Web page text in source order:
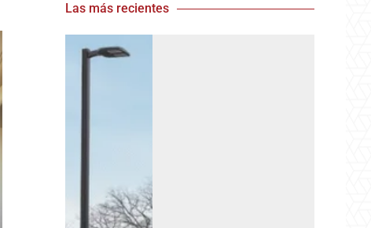
Las más recientes